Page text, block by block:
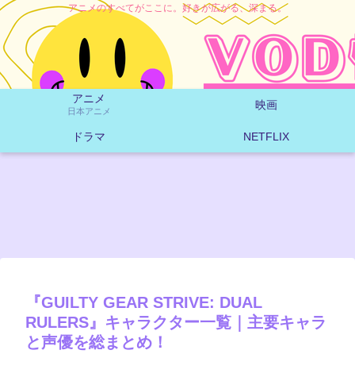
アニメのすべてがここに。好きが広がる、深まる。
アニメ
日本アニメ 映画
ドラマ NETFLIX
『GUILTY GEAR STRIVE: DUAL
RULERS』キャラクター一覧｜主要キャラ
と声優を総まとめ！